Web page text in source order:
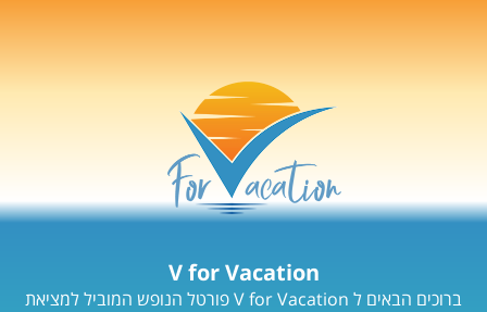
V for Vacation
ברוכים הבאים ל V for Vacation פורטל הנופש המוביל למציאת